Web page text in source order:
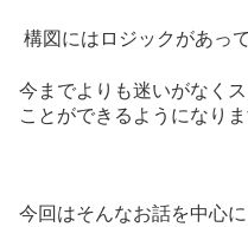
構図にはロジックがあっ
今までよりも迷いがなく
ことができるようになりま
今回はそんなお話を中心